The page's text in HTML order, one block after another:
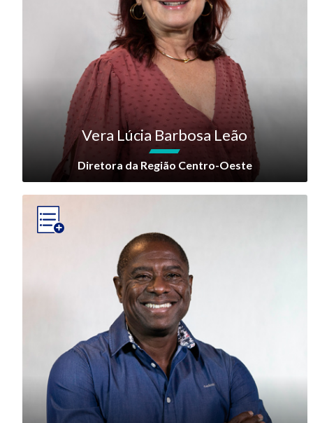
Vera Lúcia Barbosa Leão
Diretora da Região Centro-Oeste